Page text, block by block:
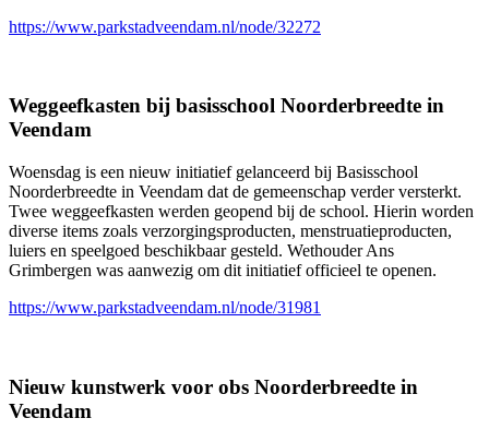
https://www.parkstadveendam.nl/node/32272
Weggeefkasten bij basisschool Noorderbreedte in
Veendam
Woensdag is een nieuw initiatief gelanceerd bij Basisschool
Noorderbreedte in Veendam dat de gemeenschap verder versterkt.
Twee weggeefkasten werden geopend bij de school. Hierin worden
diverse items zoals verzorgingsproducten, menstruatieproducten,
luiers en speelgoed beschikbaar gesteld. Wethouder Ans
Grimbergen was aanwezig om dit initiatief officieel te openen.
https://www.parkstadveendam.nl/node/31981
Nieuw kunstwerk voor obs Noorderbreedte in
Veendam